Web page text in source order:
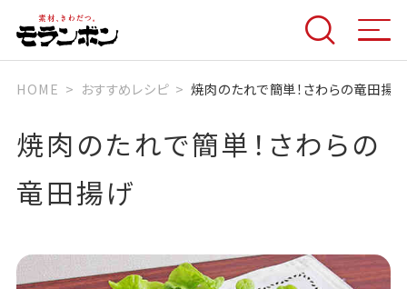
HOME おすすめレシピ 焼肉のたれで簡単！さわらの竜田揚げ
焼肉のたれで簡単！さわらの
竜田揚げ